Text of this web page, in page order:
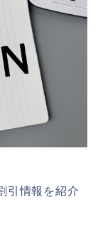
引情報を紹介